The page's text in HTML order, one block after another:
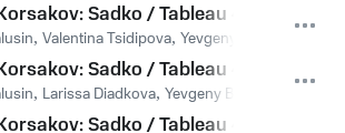
Sadko / Tableau 4 - "Paklon
, Valentina Tsidipova, Yevgeny Boitsov
Sadko / Tableau 4 - "Kak na
, Larissa Diadkova, Yevgeny Boitsov
Sadko / Tableau 4 - "A